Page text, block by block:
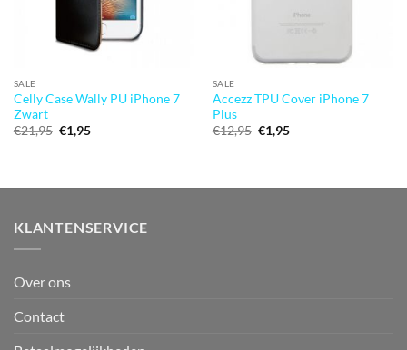
SALE
Celly Case Wally PU iPhone 7
Zwart
€21,95 Oorspronkelijke
prijs
€1,95Huidige
SALE
Accezz TPU Cover iPhone 7
Plus
€12,95 Oorspronkelijke
prijs
€1,95Huidige
KLANTENSERVICE
Over ons
Contact